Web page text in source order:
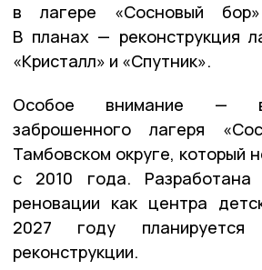
в лагере «Сосновый
В планах — реконструкция
«Кристалл» и «Спутник».
Особое внимание —
заброшенного лагеря
Тамбовском округе, который
с 2010 года. Разработана
реновации как центра
2027 году планируется
реконструкции.